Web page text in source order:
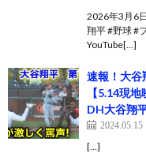
2026年3月6
翔平 #野球 #
YouTube[…]
速報！大
【5.14現
DH大谷翔
2024.05.15
[…]